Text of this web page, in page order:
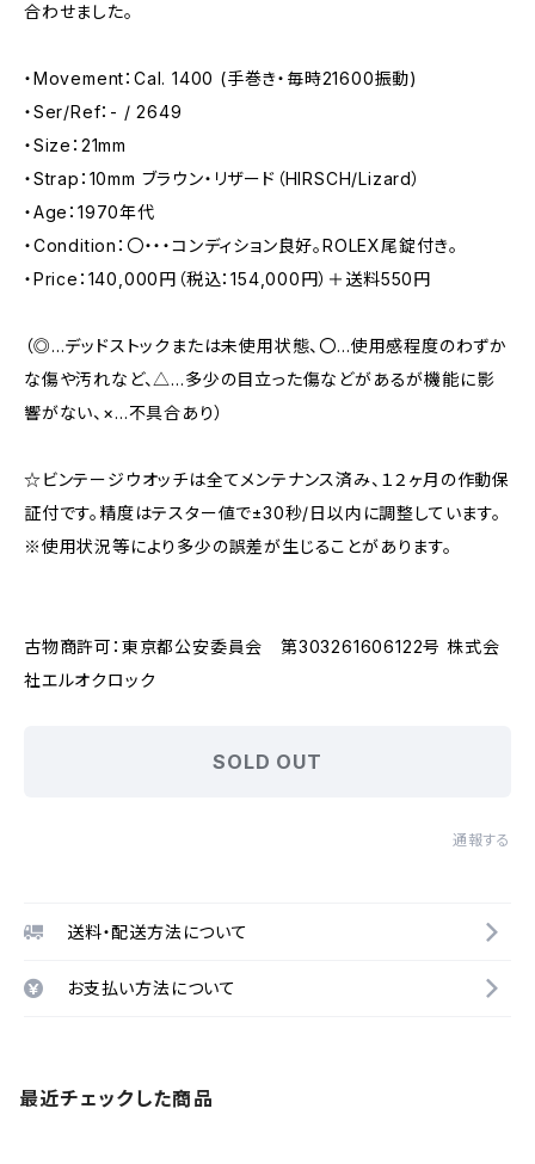
合わせました。
・Movement：Cal. 1400 (手巻き・毎時21600振動)
・Ser/Ref：- / 2649
・Size：21mm
・Strap：10mm ブラウン・リザード（HIRSCH/Lizard）
・Age：1970年代
・Condition：〇・・・コンディション良好。ROLEX尾錠付き。
・Price：140,000円（税込：154,000円）＋送料550円
（◎…デッドストックまたは未使用状態、〇…使用感程度のわずか
な傷や汚れなど、△…多少の目立った傷などがあるが機能に影
響がない、×…不具合あり）
☆ビンテージウオッチは全てメンテナンス済み、１２ヶ月の作動保
証付です。精度はテスター値で±30秒/日以内に調整しています。
※使用状況等により多少の誤差が生じることがあります。
古物商許可：東京都公安委員会 第303261606122号 株式会
社エルオクロック
SOLD OUT
通報する
送料・配送方法について
お支払い方法について
最近チェックした商品